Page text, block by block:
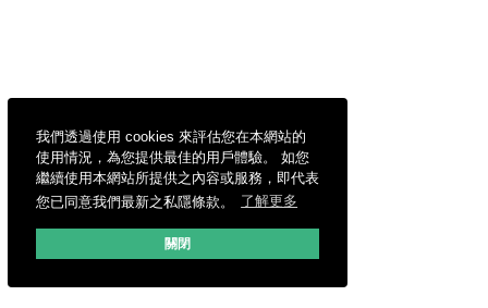
我們透過使用 cookies 來評估您在本網站的
使用情況，為您提供最佳的用戶體驗。 如您
繼續使用本網站所提供之內容或服務，即代表
您已同意我們最新之私隱條款。
了解更多
關閉